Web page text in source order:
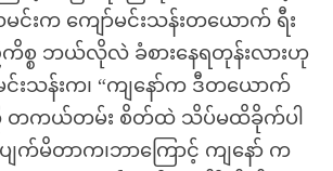
းက ကျော်မင်းသန်းတယောက် ရီး
စ္စ ဘယ်လိုလဲ ခံစားနေရတုန်းလားဟု
မင်းသန်းက၊ “ကျနော်က ဒီတယောက်
တကယ်တမ်း စိတ်ထဲ သိပ်မထိခိုက်ပါ
ျက်မိတာက၊ဘာကြောင့် ကျနော် က